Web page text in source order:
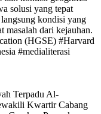
solusi yang tepat
kondisi yang
masalah dari kejauhan.
(HGSE) #Harvard
#medialiterasi